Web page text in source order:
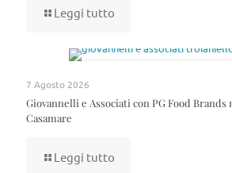
Leggi tutto
7 Agosto 2026
Giovannelli e Associati con PG Food
Casamare
Leggi tutto